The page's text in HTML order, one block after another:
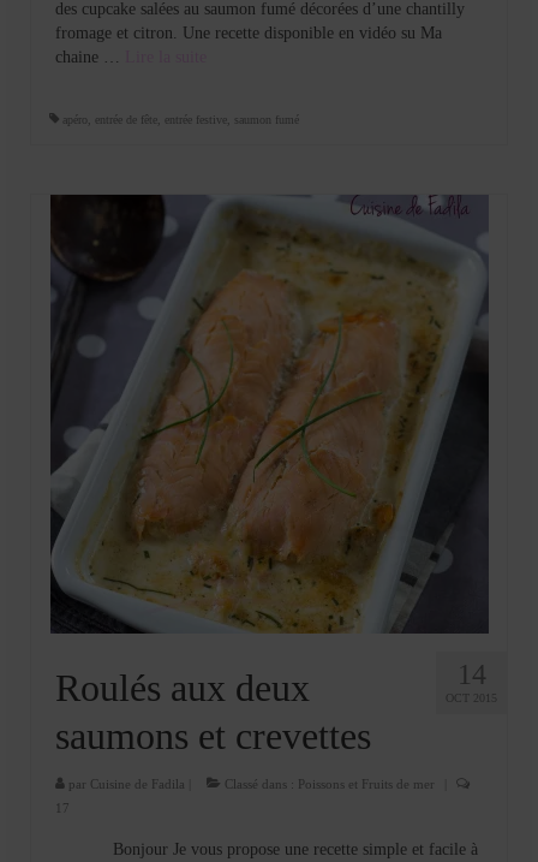
des cupcake salées au saumon fumé décorées d’une chantilly
fromage et citron. Une recette disponible en vidéo su Ma
chaine …
apéro entrée de fête entrée festive saumon fumé
14
OCT 2015
Roulés aux deux
saumons et crevettes
par Cuisine de Fadila Classé dans : Poissons et Fruits de mer
17
Bonjour Je vous propose une recette simple et facile à